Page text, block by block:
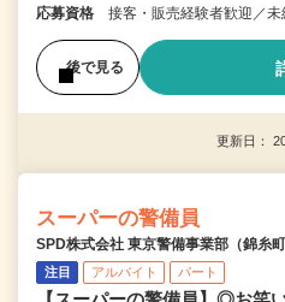
応募資格 接客・販売経験者歓迎／
後で見る
更新日：
スーパーの警備員
SPD株式会社 東京警備事業部（錦糸町
注目 アルバイト パート